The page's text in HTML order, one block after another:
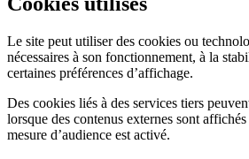
Le site peut utiliser des cookies ou
nécessaires à son fonctionnement, à la
certaines préférences d’affichage.
Des cookies liés à des services tiers
lorsque des contenus externes sont
mesure d’audience est activé.